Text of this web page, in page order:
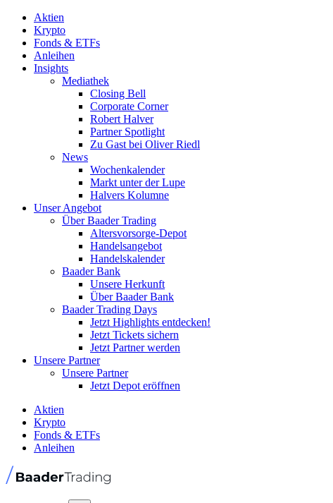
Aktien
Krypto
Fonds & ETFs
Anleihen
Insights
Mediathek
Closing Bell
Corporate Corner
Robert Halver
Partner Spotlight
Zu Gast bei Oliver Riedl
News
Wochenkalender
Markt unter der Lupe
Halvers Kolumne
Unser Angebot
Über Baader Trading
Altersvorsorge-Depot
Handelsangebot
Handelskalender
Baader Bank
Unsere Herkunft
Über Baader Bank
Baader Trading Days
Jetzt Highlights entdecken!
Jetzt Tickets sichern
Jetzt Partner werden
Unsere Partner
Unsere Partner
Jetzt Depot eröffnen
Aktien
Krypto
Fonds & ETFs
Anleihen